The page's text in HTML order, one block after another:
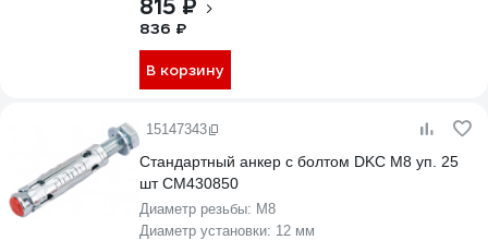
815 ₽
836 ₽
В корзину
15147343
Стандартный анкер с болтом DKC М8 уп. 25
шт CM430850
Диаметр резьбы: М8
Диаметр установки: 12 мм